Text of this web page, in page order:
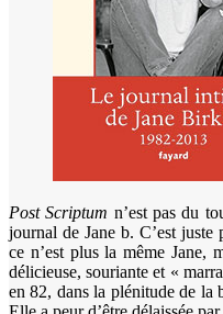
Post Scriptum n’est pas du
journal de Jane b. C’est
ce n’est plus la même Jane,
délicieuse, souriante et «
en 82, dans la plénitude de la